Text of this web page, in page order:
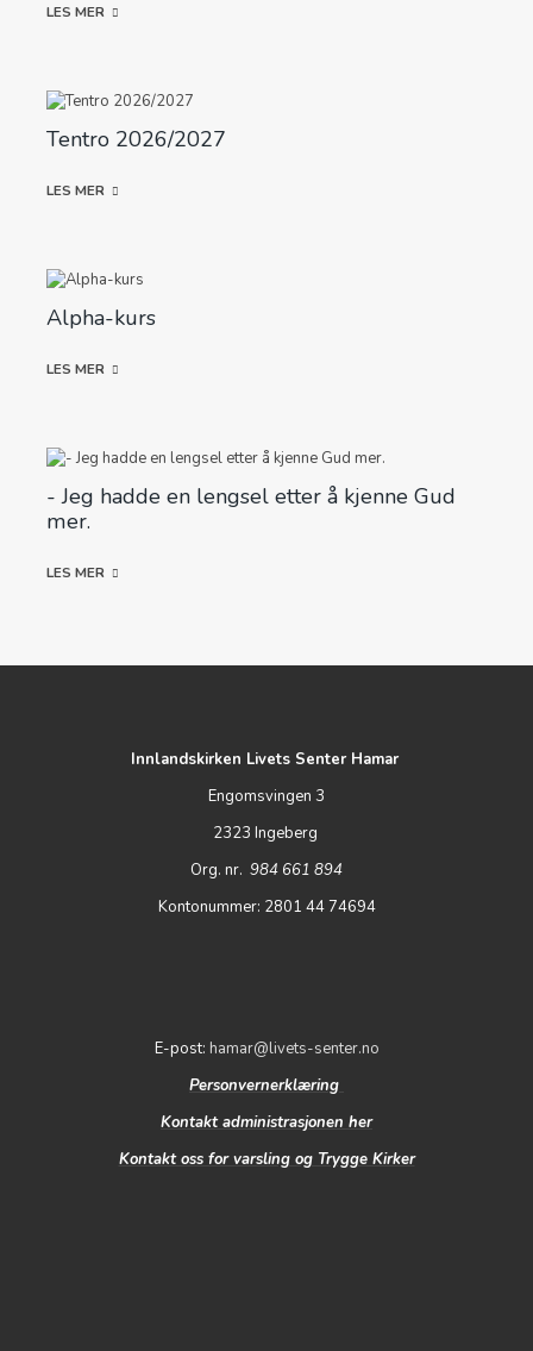
LES MER
Tentro 2026/2027
LES MER
Alpha-kurs
LES MER
- Jeg hadde en lengsel etter å kjenne Gud
mer.
LES MER
Innlandskirken Livets Senter Hamar
Engomsvingen 3
2323 Ingeberg
Org. nr. 984 661 894
Kontonummer: 2801 44 74694
E-post: hamar@livets-senter.no
Personvernerklæring
Kontakt administrasjonen her
Kontakt oss for varsling og Trygge Kirker